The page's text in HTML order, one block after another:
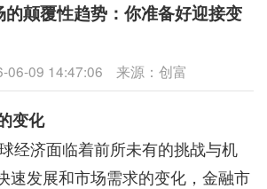
颠覆性趋势：你准备好迎接变
06-09 14:47:06 来源：创富
变化
经济面临着前所未有的挑战与机
速发展和市场需求的变化，金融市